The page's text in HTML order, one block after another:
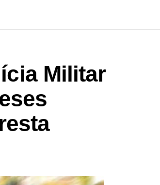
Militar